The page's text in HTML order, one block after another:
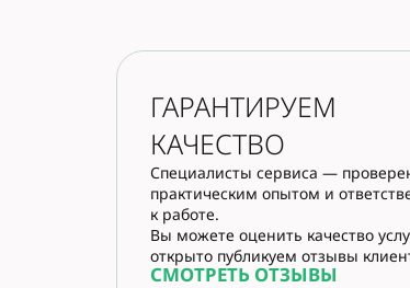
ГАРАНТИРУЕМ
КАЧЕСТВО
Специалисты сервиса —
практическим опытом и
к работе.
Вы можете оценить качество
открыто публикуем отзывы
СМОТРЕТЬ ОТЗЫВЫ